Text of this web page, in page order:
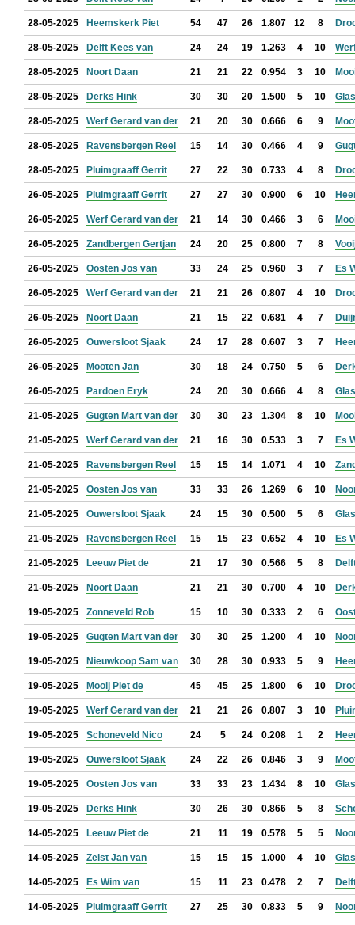
28-05-2025 Heemskerk Piet 54 47 26 1.807 12 8
28-05-2025 Delft Kees van 24 24 19 1.263 4 10
28-05-2025 Noort Daan 21 21 22 0.954 3 10
28-05-2025 Derks Hink 30 30 20 1.500 5 10
28-05-2025 Werf Gerard van der 21 20 30 0.666 6 9
28-05-2025 Ravensbergen Reel 15 14 30 0.466 4 9
28-05-2025 Pluimgraaff Gerrit 27 22 30 0.733 4 8
26-05-2025 Pluimgraaff Gerrit 27 27 30 0.900 6 10
26-05-2025 Werf Gerard van der 21 14 30 0.466 3 6
26-05-2025 Zandbergen Gertjan 24 20 25 0.800 7 8
26-05-2025 Oosten Jos van 33 24 25 0.960 3 7 Es
26-05-2025 Werf Gerard van der 21 21 26 0.807 4 10
26-05-2025 Noort Daan 21 15 22 0.681 4 7
26-05-2025 Ouwersloot Sjaak 24 17 28 0.607 3 7
26-05-2025 Mooten Jan 30 18 24 0.750 5 6
26-05-2025 Pardoen Eryk 24 20 30 0.666 4 8
21-05-2025 Gugten Mart van der 30 30 23 1.304 8 10
21-05-2025 Werf Gerard van der 21 16 30 0.533 3 7 Es
21-05-2025 Ravensbergen Reel 15 15 14 1.071 4 10
21-05-2025 Oosten Jos van 33 33 26 1.269 6 10
21-05-2025 Ouwersloot Sjaak 24 15 30 0.500 5 6
21-05-2025 Ravensbergen Reel 15 15 23 0.652 4 10 Es
21-05-2025 Leeuw Piet de 21 17 30 0.566 5 8
21-05-2025 Noort Daan 21 21 30 0.700 4 10
19-05-2025 Zonneveld Rob 15 10 30 0.333 2 6
19-05-2025 Gugten Mart van der 30 30 25 1.200 4 10
19-05-2025 Nieuwkoop Sam van 30 28 30 0.933 5 9
19-05-2025 Mooij Piet de 45 45 25 1.800 6 10
19-05-2025 Werf Gerard van der 21 21 26 0.807 3 10
19-05-2025 Schoneveld Nico 24 5 24 0.208 1 2
19-05-2025 Ouwersloot Sjaak 24 22 26 0.846 3 9
19-05-2025 Oosten Jos van 33 33 23 1.434 8 10
19-05-2025 Derks Hink 30 26 30 0.866 5 8
14-05-2025 Leeuw Piet de 21 11 19 0.578 5 5
14-05-2025 Zelst Jan van 15 15 15 1.000 4 10
14-05-2025 Es Wim van 15 11 23 0.478 2 7
14-05-2025 Pluimgraaff Gerrit 27 25 30 0.833 5 9